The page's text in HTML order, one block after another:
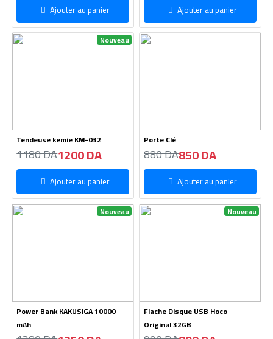
Ajouter au panier Ajouter au panier
Nouveau
Tendeuse kemie KM-032
1180 DA1200 DA
Ajouter au panier
Porte Clé
880 DA850 DA
Ajouter au panier
Nouveau
Power Bank KAKUSIGA 10000
mAh
Nouveau
Flache Disque USB Hoco
Original 32GB